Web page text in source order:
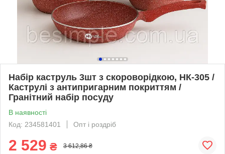
Набір каструль 3шт з скороворідкою, НК-305 /
Каструлі з антипригарним покриттям /
Гранітний набір посуду
В наявності
Код: 234581401
Опт і роздріб
2 529 ₴ 3 612,86 ₴